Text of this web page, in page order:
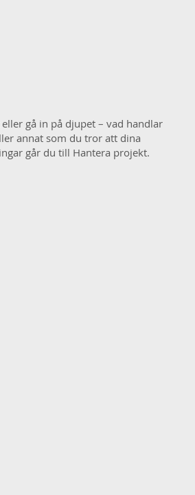
gå in på djupet – vad handlar
annat som du tror att dina
går du till Hantera projekt.